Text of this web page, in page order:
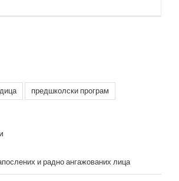
предшколски програм
и радно ангажованих лица